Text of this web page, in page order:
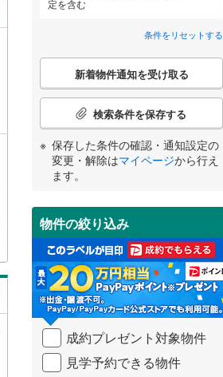
定を含む
条件をリセットする
こ
検
条
件
受
け
取
る
・
条
件
を
イ
ペ
新着物件通知を受け取る
検索条件を保存する
保存した条件の確認・通知設定の
変更・解除はマイページから行え
ます。
物件の絞り込み
成約プレゼント対象物件
見学予約できる物件
鹿児島 沖縄
る 条件をリセットする
肝属郡錦江町
大島郡大和村(0)
大島郡龍郷町( 0)
大島郡天城町(0)
大島郡知名町( 0)
する 条件をリセットする
条件をリセットする
条件をリセットする
条件をリセットする
住宅性能評価付き（1）
小学校まで1km以内（0）
間取り変更可能 （
）
3階建て以上（0）
条件をリセットする